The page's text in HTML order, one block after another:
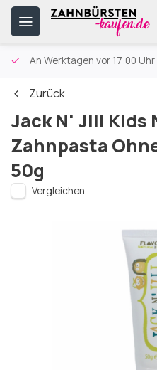
An Werktagen vor 17:00
Zurück
Jack N' Jill
Zahnpasta
50g
Vergleichen